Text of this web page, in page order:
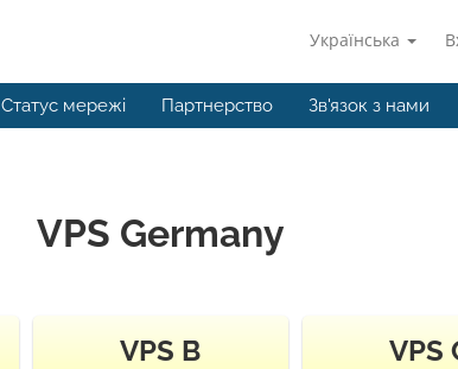
Українська
Статус мережі Партнерство Зв'язок з нами
VPS Germany
VPS B VPS